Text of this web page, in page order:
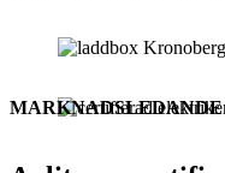
MARKNADSLEDANDE